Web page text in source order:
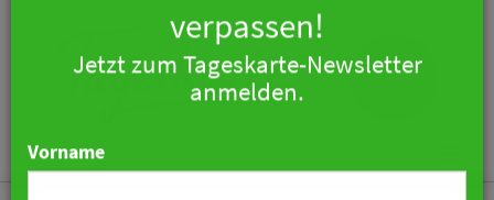
Keine Nachricht mehr
verpassen!
anmelden.